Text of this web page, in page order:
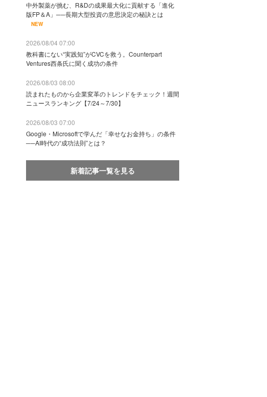
中外製薬が挑む、R&Dの成果最大化に貢献する「進化
版FP＆A」──長期大型投資の意思決定の秘訣とは
NEW
2026/08/04 07:00
教科書にない“実践知”がCVCを救う。Counterpart
Ventures西条氏に聞く成功の条件
2026/08/03 08:00
読まれたものから企業変革のトレンドをチェック！週間
ニュースランキング【7/24～7/30】
2026/08/03 07:00
Google・Microsoftで学んだ「幸せなお金持ち」の条件
──AI時代の“成功法則”とは？
新着記事一覧を見る